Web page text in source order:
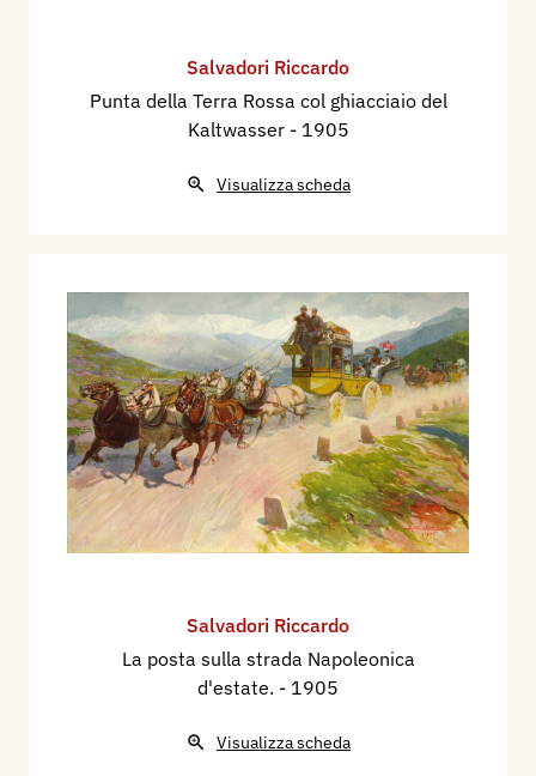
Salvadori Riccardo
Punta della Terra Rossa col ghiacciaio del
Kaltwasser - 1905
Visualizza scheda
Salvadori Riccardo
La posta sulla strada Napoleonica
d'estate. - 1905
Visualizza scheda